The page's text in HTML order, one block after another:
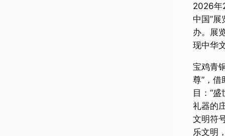
2026年
中国”
办。展
现中华
宝鸡青
尊”，
目：“
礼器的
文明符
乐文明